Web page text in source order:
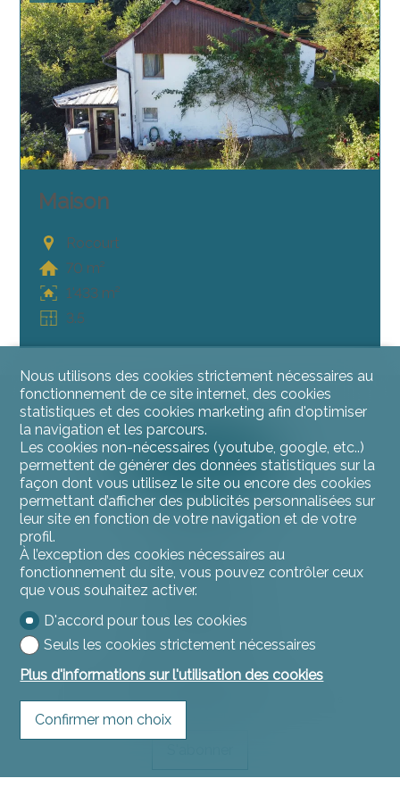
Maison
Rocourt
70 m²
1'433 m²
3.5
L'instant Immo
Rue du Jura 11
2900 Porrentruy
032 466 53 53
contact@linstantimmo.ch
Restez connecté
Ne laissez aucun bien vous échapper, inscrivez-vous
gratuitement.
Nous utilisons des cookies strictement nécessaires au
fonctionnement de ce site internet, des cookies
statistiques et des cookies marketing afin d'optimiser
la navigation et les parcours.
Les cookies non-nécessaires (youtube, google, etc..)
permettent de générer des données statistiques sur la
façon dont vous utilisez le site ou encore des cookies
permettant d’afficher des publicités personnalisées sur
leur site en fonction de votre navigation et de votre
profil.
À l’exception des cookies nécessaires au
fonctionnement du site, vous pouvez contrôler ceux
que vous souhaitez activer.
D'accord pour tous les cookies
Seuls les cookies strictement nécessaires
Plus d'informations sur l'utilisation des cookies
Confirmer mon choix